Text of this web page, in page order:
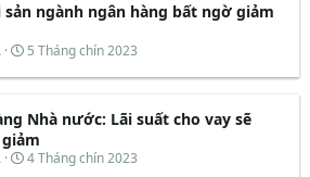
sản ngành ngân hàng bất ngờ giảm
N
à
b
ắ
t
5 Tháng chín 2023
Nhà nước: Lãi suất cho vay sẽ
N
4 Tháng chín 2023